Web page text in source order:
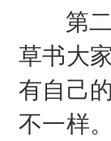
第二
草书大
有自己
不一样